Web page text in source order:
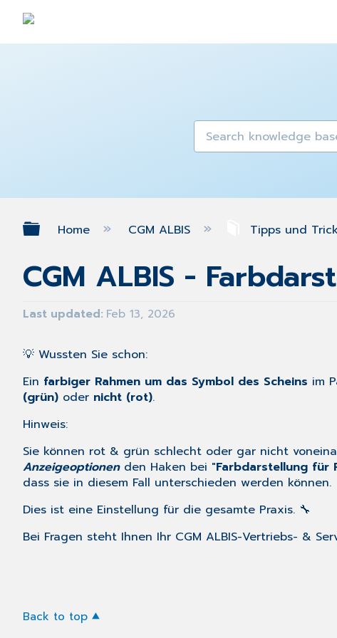
Expand/collapse global hierarchy
Home CGM ALBIS Tipps und
CGM ALBIS -
Last updated Feb 13, 2026
💡 Wussten Sie schon:
Ein farbiger Rahmen um das Symbol des Scheins im
(grün) oder nicht (rot).
Hinweis:
Sie können rot & grün schlecht oder gar nicht
Anzeigeoptionen den Haken bei "Farbdarstellung für
dass sie in diesem Fall unterschieden werden können.
Dies ist eine Einstellung für die gesamte Praxis. 🔧
Bei Fragen steht Ihnen Ihr CGM ALBIS-Vertriebs- &
Back to top